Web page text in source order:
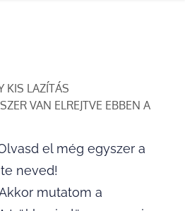
KIS LAZÍTÁS
VAN ELREJTVE EBBEN A
el még egyszer a
neved!
mutatom a